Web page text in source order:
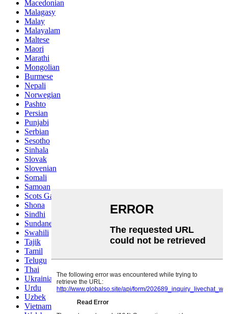
Macedonian
Malagasy
Malay
Malayalam
Maltese
Maori
Marathi
Mongolian
Burmese
Nepali
Norwegian
Pashto
Persian
Punjabi
Serbian
Sesotho
Sinhala
Slovak
Slovenian
Somali
Samoan
Scots Gaelic
Shona
Sindhi
Sundanese
Swahili
Tajik
Tamil
Telugu
Thai
Ukrainian
Urdu
Uzbek
Vietnamese